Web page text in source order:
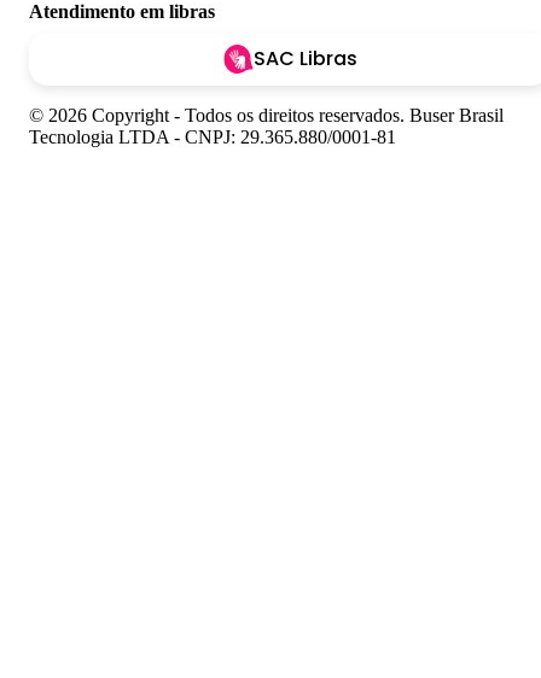
Atendimento em libras
SAC Libras
© 2026 Copyright - Todos os direitos reservados. Buser Brasil
Tecnologia LTDA - CNPJ: 29.365.880/0001-81